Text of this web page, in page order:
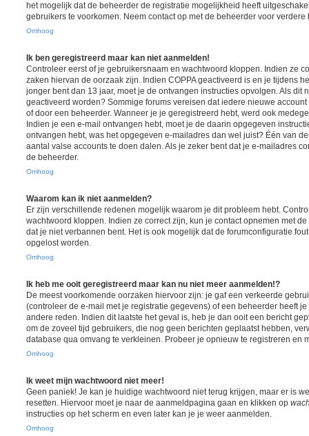
het mogelijk dat de beheerder de registratie mogelijkheid heeft
gebruikers te voorkomen. Neem contact op met de beheerder voor verdere
Omhoog
Ik ben geregistreerd maar kan niet aanmelden!
Controleer eerst of je gebruikersnaam en wachtwoord kloppen. Indien ze
zaken hiervan de oorzaak zijn. Indien COPPA geactiveerd is en je tijdens
jonger bent dan 13 jaar, moet je de ontvangen instructies opvolgen. Als dit
geactiveerd worden? Sommige forums vereisen dat iedere nieuwe
of door een beheerder. Wanneer je je geregistreerd hebt, werd ook
Indien je een e-mail ontvangen hebt, moet je de daarin opgegeven
ontvangen hebt, was het opgegeven e-mailadres dan wel juist? Één van
aantal valse accounts te doen dalen. Als je zeker bent dat je e-mailadres
de beheerder.
Omhoog
Waarom kan ik niet aanmelden?
Er zijn verschillende redenen mogelijk waarom je dit probleem hebt.
wachtwoord kloppen. Indien ze correct zijn, kun je contact opnemen met
dat je niet verbannen bent. Het is ook mogelijk dat de forumconfiguratie
opgelost worden.
Omhoog
Ik heb me ooit geregistreerd maar kan nu niet meer aanmelden!?
De meest voorkomende oorzaken hiervoor zijn: je gaf een verkeerde
(controleer de e-mail met je registratie gegevens) of een beheerder heeft
andere reden. Indien dit laatste het geval is, heb je dan ooit een bericht
om de zoveel tijd gebruikers, die nog geen berichten geplaatst hebben,
database qua omvang te verkleinen. Probeer je opnieuw te registreren en
Omhoog
Ik weet mijn wachtwoord niet meer!
Geen paniek! Je kan je huidige wachtwoord niet terug krijgen, maar er is
resetten. Hiervoor moet je naar de aanmeldpagina gaan en klikken op
instructies op het scherm en even later kan je je weer aanmelden.
Omhoog